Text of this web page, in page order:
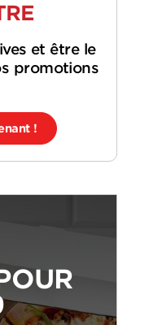
et être le
promotions
!